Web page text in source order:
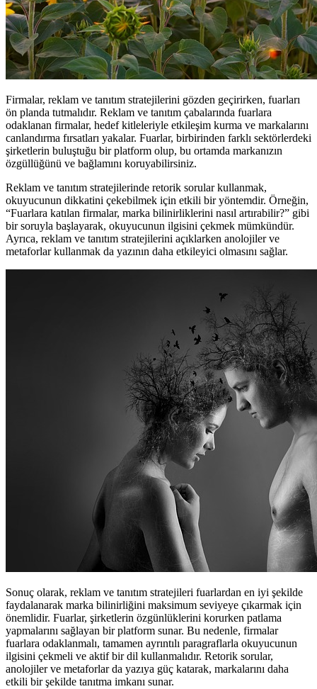
Firmalar, reklam ve tanıtım stratejilerini gözden geçirirken, fuarları
ön planda tutmalıdır. Reklam ve tanıtım çabalarında fuarlara
odaklanan firmalar, hedef kitleleriyle etkileşim kurma ve markalarını
canlandırma fırsatları yakalar. Fuarlar, birbirinden farklı sektörlerdeki
şirketlerin buluştuğu bir platform olup, bu ortamda markanızın
özgüllüğünü ve bağlamını koruyabilirsiniz.
Reklam ve tanıtım stratejilerinde retorik sorular kullanmak,
okuyucunun dikkatini çekebilmek için etkili bir yöntemdir. Örneğin,
“Fuarlara katılan firmalar, marka bilinirliklerini nasıl artırabilir?” gibi
bir soruyla başlayarak, okuyucunun ilgisini çekmek mümkündür.
Ayrıca, reklam ve tanıtım stratejilerini açıklarken anolojiler ve
metaforlar kullanmak da yazının daha etkileyici olmasını sağlar.
Sonuç olarak, reklam ve tanıtım stratejileri fuarlardan en iyi şekilde
faydalanarak marka bilinirliğini maksimum seviyeye çıkarmak için
önemlidir. Fuarlar, şirketlerin özgünlüklerini korurken patlama
yapmalarını sağlayan bir platform sunar. Bu nedenle, firmalar
fuarlara odaklanmalı, tamamen ayrıntılı paragraflarla okuyucunun
ilgisini çekmeli ve aktif bir dil kullanmalıdır. Retorik sorular,
anolojiler ve metaforlar da yazıya güç katarak, markalarını daha
etkili bir şekilde tanıtma imkanı sunar.